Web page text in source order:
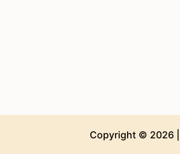
Copyright © 2026 |